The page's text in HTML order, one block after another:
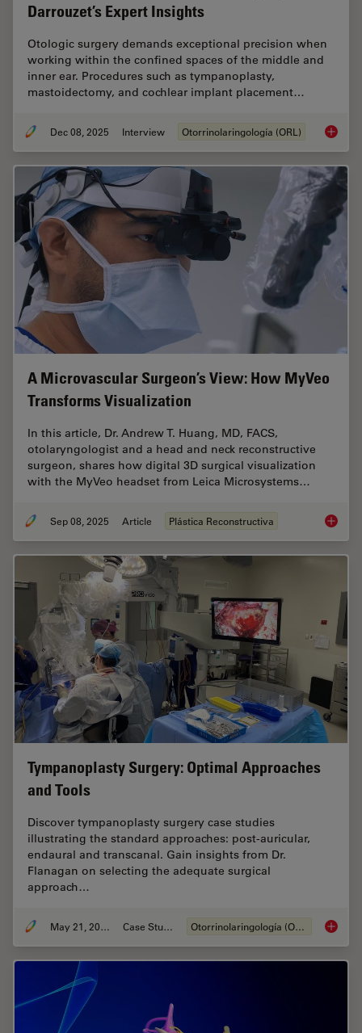
Darrouzet’s Expert Insights
Otologic surgery demands exceptional precision when
working within the confined spaces of the middle and
inner ear. Procedures such as tympanoplasty,
mastoidectomy, and cochlear implant placement…
Dec 08, 2025 Interview Otorrinolaringología (ORL)
A Microvascular Surgeon’s View: How MyVeo
Transforms Visualization
In this article, Dr. Andrew T. Huang, MD, FACS,
otolaryngologist and a head and neck reconstructive
surgeon, shares how digital 3D surgical visualization
with the MyVeo headset from Leica Microsystems…
Sep 08, 2025 Article Plástica Reconstructiva A
Tympanoplasty Surgery: Optimal Approaches
and Tools
Discover tympanoplasty surgery case studies
illustrating the standard approaches: post-auricular,
endaural and transcanal. Gain insights from Dr.
Flanagan on selecting the adequate surgical
approach…
May 21, 2024 Case Study Otorrinolaringología (ORL)